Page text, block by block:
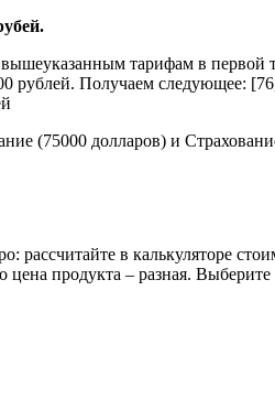
тарифам в
рублей. Получаем следующее:
(75000 долларов) и
рассчитайте в калькуляторе
продукта – разная.